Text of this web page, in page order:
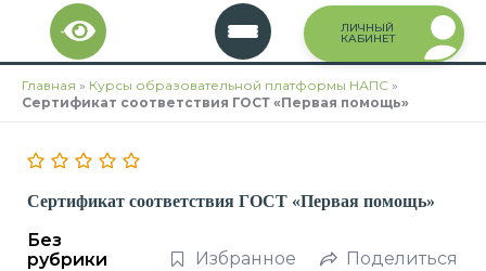
Перейти
содержимому
ЛИЧНЫЙ
КАБИНЕТ
Главная » Курсы образовательной платформы НАПС »
Сертификат соответствия ГОСТ «Первая помощь»
Сертификат соответствия ГОСТ «Первая помощь»
Без
рубрики
Избранное Поделиться